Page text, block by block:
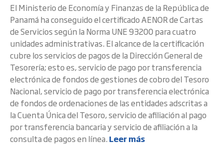
El Ministerio de Economía y Finanzas de la República de
Panamá ha conseguido el certificado AENOR de Cartas
de Servicios según la Norma UNE 93200 para cuatro
unidades administrativas. El alcance de la certificación
cubre los servicios de pagos de la Dirección General de
Tesorería; esto es, servicio de pago por transferencia
electrónica de fondos de gestiones de cobro del Tesoro
Nacional, servicio de pago por transferencia electrónica
de fondos de ordenaciones de las entidades adscritas a
la Cuenta Única del Tesoro, servicio de afiliación al pago
por transferencia bancaria y servicio de afiliación a la
consulta de pagos en línea. Leer más